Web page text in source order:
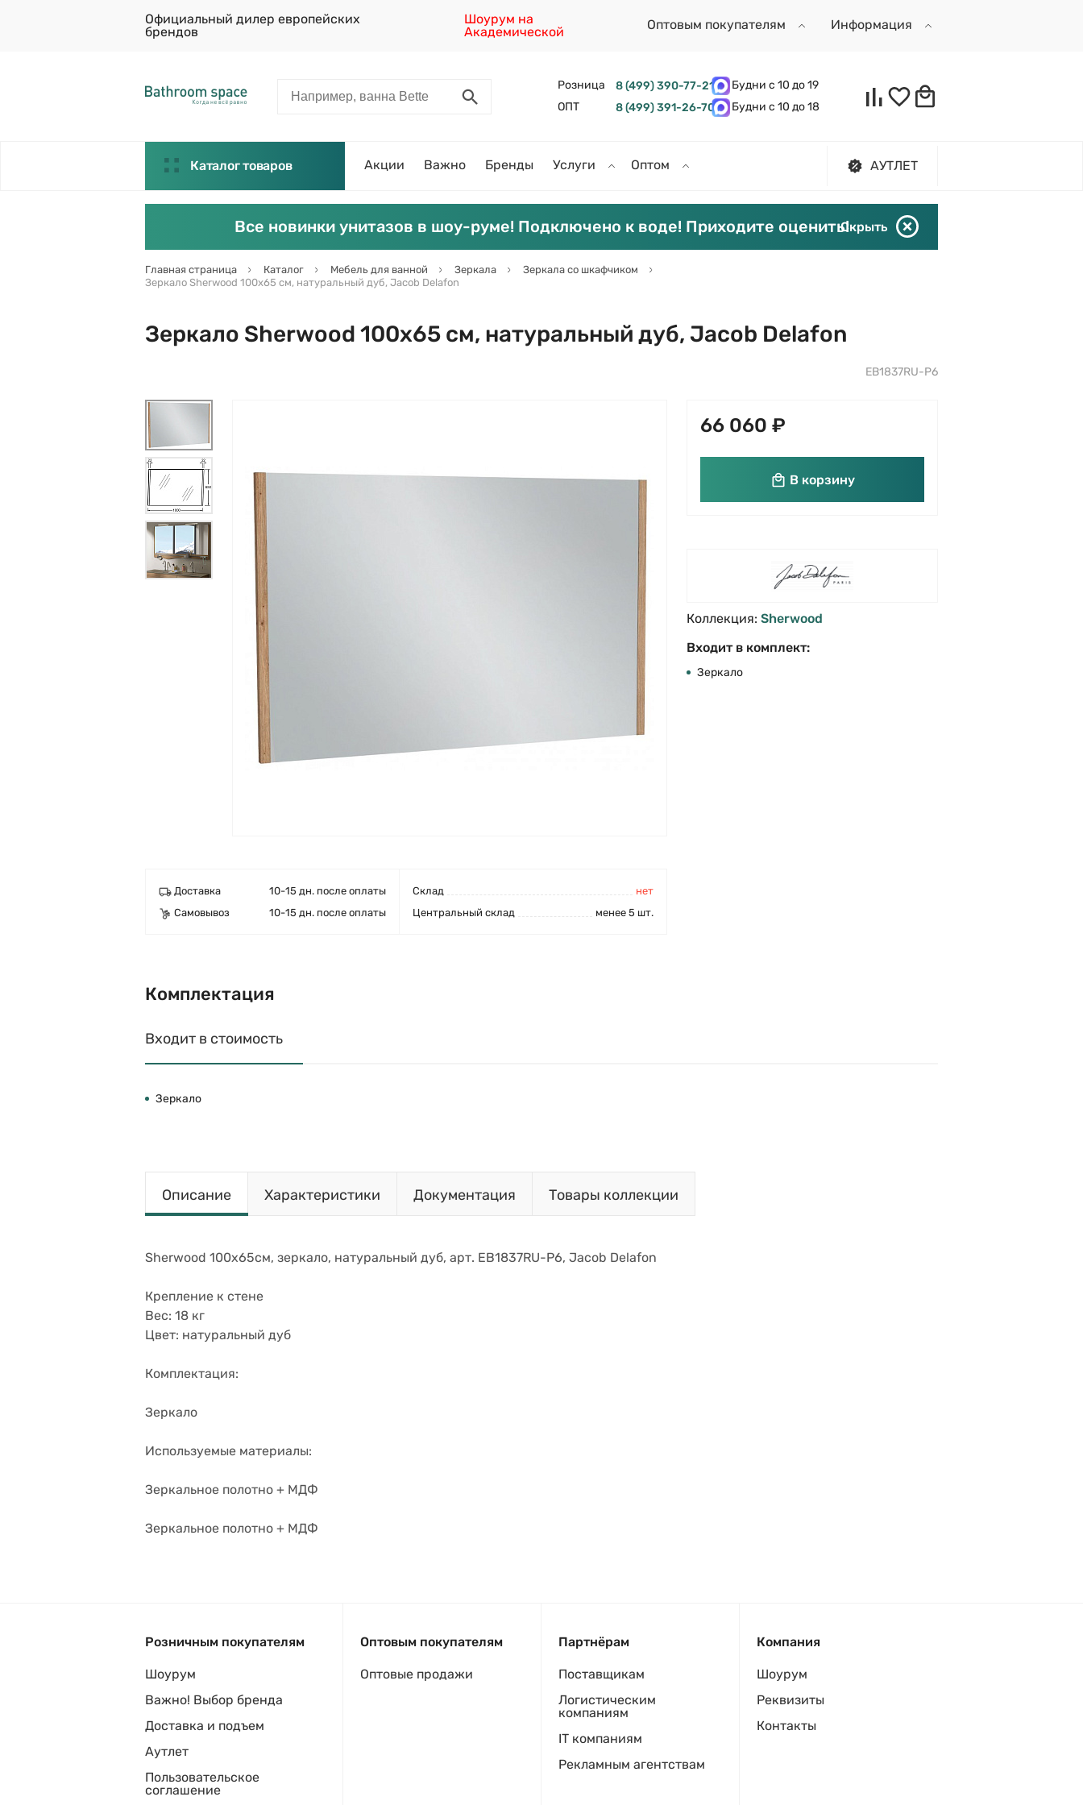
Официальный дилер европейских
брендов
Шоурум на
Академической
Оптовым покупателям Информация
Розница 8 (499) 390-77-21
Будни с 10 до 19
ОПТ
8 (499) 391-26-70 Будни с 10 до 18
Каталог товаров Акции Важно Бренды Услуги Оптом АУТЛЕТ
Все новинки унитазов в шоу-руме! Подключено к воде! Приходите оценить!Скрыть
Главная страница Каталог Мебель для ванной Зеркала
Зеркала со шкафчиком
Зеркало Sherwood 100х65 см, натуральный дуб, Jacob Delafon
Зеркало Sherwood 100х65 см, натуральный дуб, Jacob Delafon
EB1837RU-P6
66 060 ₽
В корзину
Доставка
10-15 дн. после оплаты
Самовывоз
10-15 дн. после оплаты
Cклад
нет
Центральный склад
менее 5 шт.
Коллекция: Sherwood
Входит в комплект:
Зеркало
Комплектация
Входит в стоимость
Зеркало
Описание Характеристики Документация Товары коллекции
Sherwood 100х65см, зеркало, натуральный дуб, арт. EB1837RU-P6, Jacob Delafon
Крепление к стене
Вес: 18 кг
Цвет: натуральный дуб
Комплектация:
Зеркало
Используемые материалы:
Зеркальное полотно + МДФ
Зеркальное полотно + МДФ
Розничным покупателям
Шоурум
Важно! Выбор бренда
Доставка и подъем
Аутлет
Пользовательское
соглашение
Оптовым покупателям
Оптовые продажи
Партнёрам
Поставщикам
Логистическим
компаниям
IT компаниям
Рекламным агентствам
Компания
Шоурум
Реквизиты
Контакты